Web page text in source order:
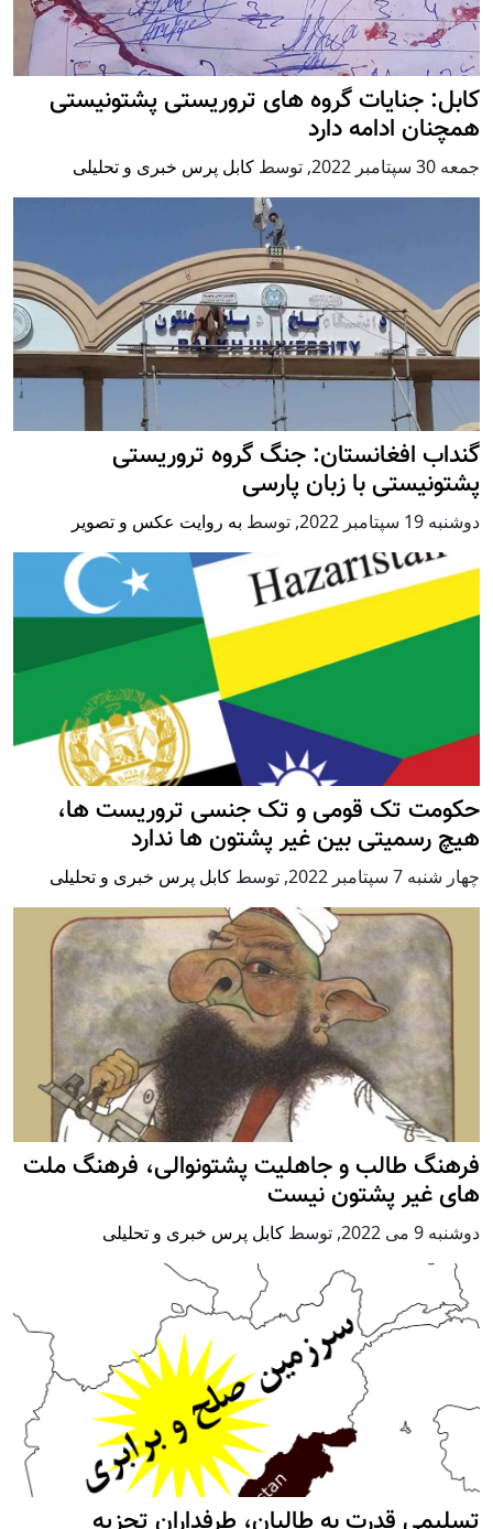
کابل: جنایات گروه های تروریستی پشتونیستی
همچنان ادامه دارد
جمعه 30 سپتامبر 2022 , توسط کابل پرس خبری و تحلیلی
گنداب افغانستان: جنگ گروه تروریستی
پشتونیستی با زبان پارسی
دوشنبه 19 سپتامبر 2022 , توسط به روایت عکس و تصویر
حکومت تک قومی و تک جنسی تروریست ها،
هیچ رسمیتی بین غیر پشتون ها ندارد
چهار شنبه 7 سپتامبر 2022 , توسط کابل پرس خبری و تحلیلی
فرهنگ طالب و جاهلیت پشتونوالی، فرهنگ ملت
های غیر پشتون نیست
دوشنبه 9 می 2022 , توسط کابل پرس خبری و تحلیلی